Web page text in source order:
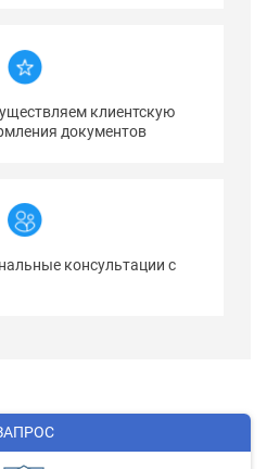
клиентскую
документов
консультации с